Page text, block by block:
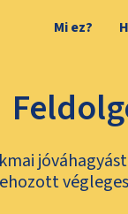
Mi ez?